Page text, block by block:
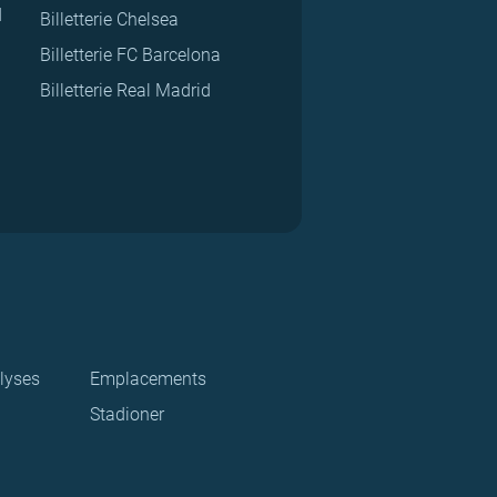
Billetterie Chelsea
Billetterie FC Barcelona
Billetterie Real Madrid
Emplacements
Stadioner